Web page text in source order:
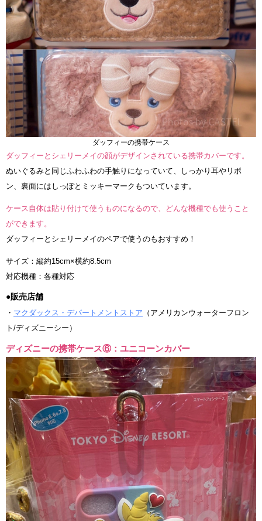
ダッフィーの携帯ケース
ダッフィーとシェリーメイの顔がデザインされている携帯カバーです。
ぬいぐるみと同じふわふわの手触りになっていて、しっかり耳やリボ
ン、裏面にはしっぽとミッキーマークもついています。
ケース自体は貼り付けて使うものになるので、どんな機種でも使うこと
ができます。
ダッフィーとシェリーメイのペアで使うのもおすすめ！
サイズ：縦約15cm×横約8.5cm
対応機種：各種対応
●販売店舗
・ マクダックス・デパートメントストア （アメリカンウォーターフロン
ト/ディズニーシー）
ディズニーの携帯ケース⑥：ユニコーンカバー